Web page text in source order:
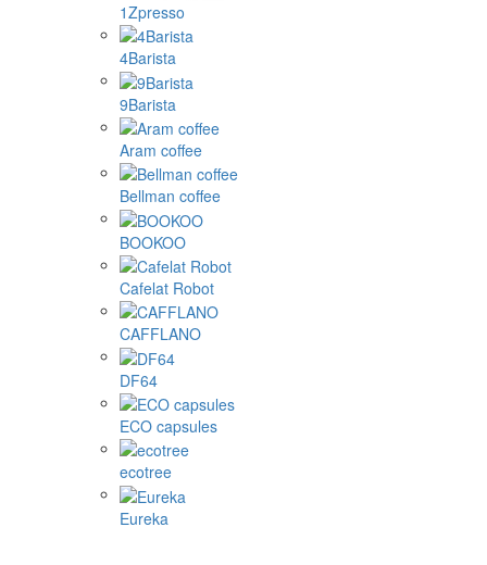
1Zpresso
4Barista
9Barista
Aram coffee
Bellman coffee
BOOKOO
Cafelat Robot
CAFFLANO
DF64
ECO capsules
ecotree
Eureka